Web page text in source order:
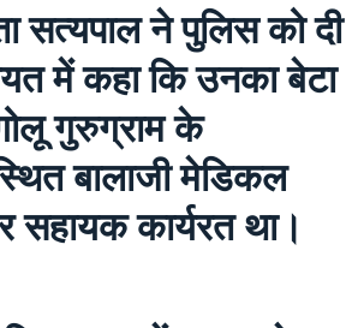
सत्यपाल ने पुलिस को दी
में कहा कि उनका बेटा
गुरुग्राम के
बालाजी मेडिकल
सहायक कार्यरत था।